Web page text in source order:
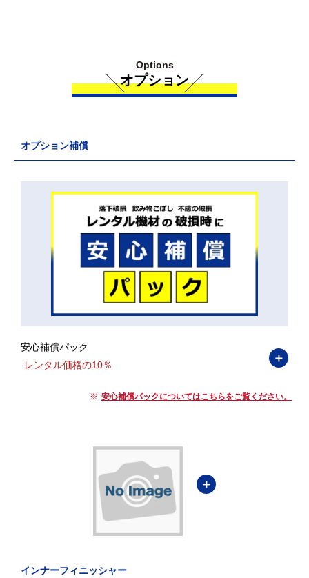
Options
オプション
オプション補償
安心補償パック
レンタル価格の10％
＋
安心補償パックについてはこちらをご覧ください。
＋
インナーフィニッシャー